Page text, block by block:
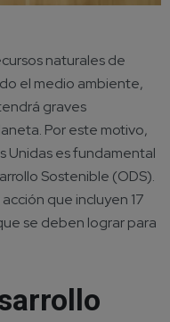
naturales de
el medio ambiente,
graves
Por este motivo,
Unidas es fundamental
Sostenible (ODS).
que incluyen 17
se deben lograr para